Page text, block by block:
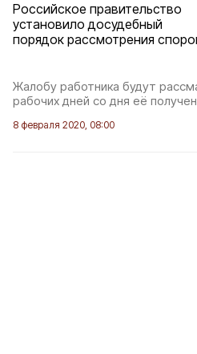
Российское правительство
установило досудебный
порядок рассмотрения
Жалобу работника будут
рабочих дней со дня её
8 февраля 2020, 08:00